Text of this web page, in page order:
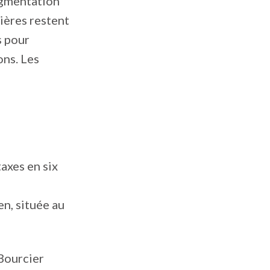
restent
pour
Les
en six
située au